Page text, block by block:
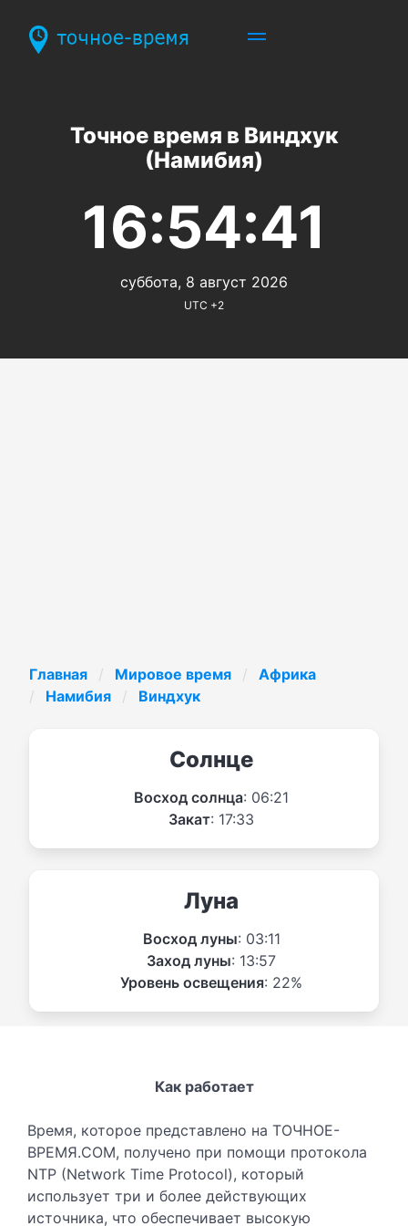
Точное время в Виндхук
(Намибия)
16:54:41
суббота, 8 август 2026
UTC +2
Главная Мировое время
Африка
Намибия
Виндхук
Солнце
Восход солнца: 06:21
Закат: 17:33
Луна
Восход луны: 03:11
Заход луны: 13:57
Уровень освещения: 22%
Как работает
Время, которое представлено на ТОЧНОЕ-
ВРЕМЯ.COM, получено при помощи протокола
NTP (Network Time Protocol), который
использует три и более действующих
источника, что обеспечивает высокую